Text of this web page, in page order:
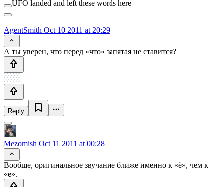
UFO landed and left these words here
AgentSmith Oct 10 2011 at 20:29
А ты уверен, что перед «что» запятая не ставится?
Reply
Mezomish Oct 11 2011 at 00:28
Вообще, оригинальное звучание ближе именно к «ё», чем к
«е».